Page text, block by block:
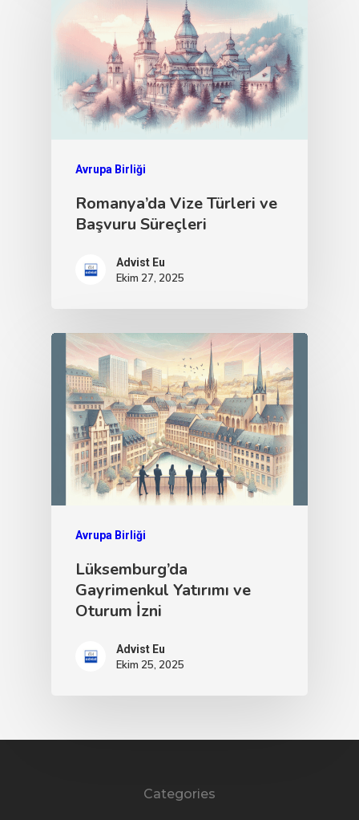
Avrupa Birliği
Romanya’da Vize Türleri ve
Başvuru Süreçleri
Advist Eu
Ekim 27, 2025
Avrupa Birliği
Lüksemburg’da
Gayrimenkul Yatırımı ve
Oturum İzni
Advist Eu
Ekim 25, 2025
Categories